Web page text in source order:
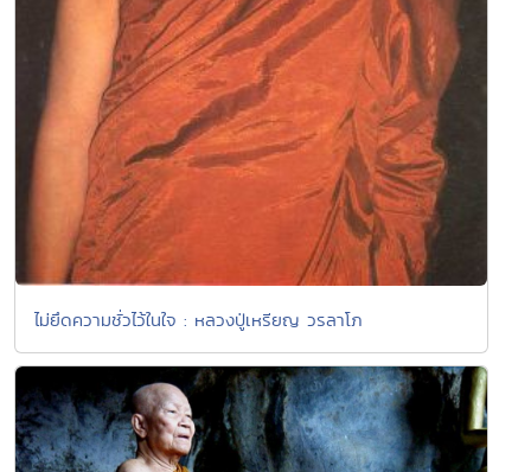
ไม่ยึดความชั่วไว้ในใจ : หลวงปู่เหรียญ วรลาโภ